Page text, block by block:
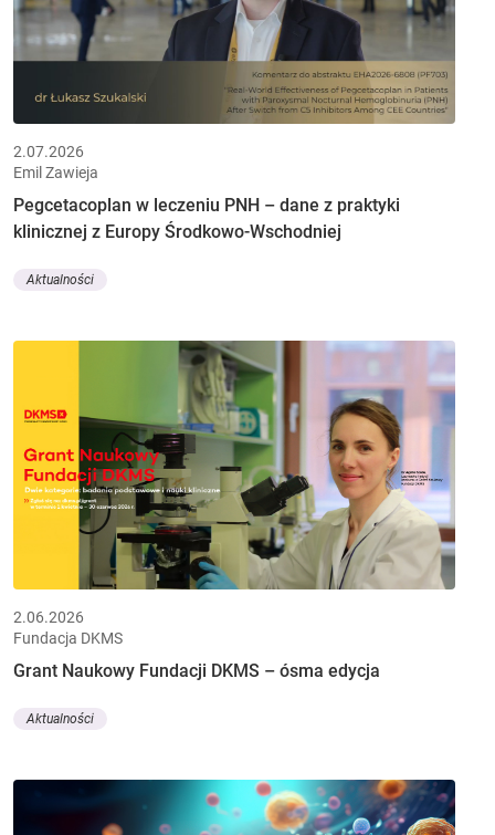
2.07.2026
Emil Zawieja
Pegcetacoplan w leczeniu PNH – dane z praktyki
klinicznej z Europy Środkowo-Wschodniej
Aktualności
2.06.2026
Fundacja DKMS
Grant Naukowy Fundacji DKMS – ósma edycja
Aktualności